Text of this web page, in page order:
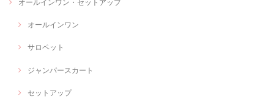
オールインワン・セットアップ
オールインワン
サロペット
ジャンパースカート
セットアップ